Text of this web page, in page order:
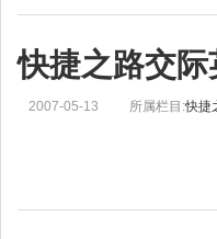
快捷之路交际
2007-05-13 所属栏目:快捷